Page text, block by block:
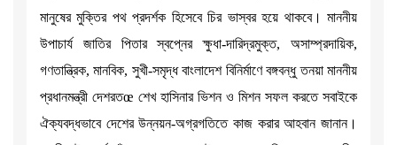
মানুষের মুক্তির পথ প্রদর্শক হিসেবে চির ভাস্বর হয়ে থাকবে। মাননীয়
উপাচার্য জাতির পিতার স্বপ্নের ক্ষুধা-দারিদ্রমুক্ত, অসাম্প্রদায়িক,
গণতান্ত্রিক, মানবিক, সুখী-সমৃদ্ধ বাংলাদেশ বিনির্মাণে বঙ্গবন্ধু তনয়া মাননীয়
প্রধানমন্ত্রী দেশরতœ শেখ হাসিনার ভিশন ও মিশন সফল করতে সবাইকে
ঐক্যবদ্ধভাবে দেশের উন্নয়ন-অগ্রগতিতে কাজ করার আহবান জানান।